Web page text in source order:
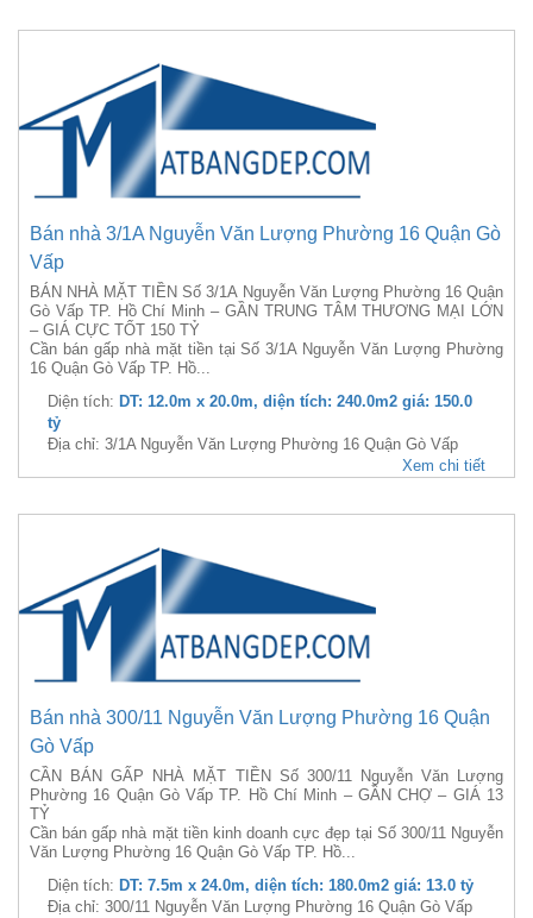
Bán nhà 3/1A Nguyễn Văn Lượng Phường 16 Quận Gò
Vấp
BÁN NHÀ MẶT TIỀN Số 3/1A Nguyễn Văn Lượng Phường 16 Quận
Gò Vấp TP. Hồ Chí Minh – GẦN TRUNG TÂM THƯƠNG MẠI LỚN
– GIÁ CỰC TỐT 150 TỶ
Cần bán gấp nhà mặt tiền tại Số 3/1A Nguyễn Văn Lượng Phường
16 Quận Gò Vấp TP. Hồ...
Diện tích: DT: 12.0m x 20.0m, diện tích: 240.0m2 giá: 150.0
tỷ
Địa chỉ: 3/1A Nguyễn Văn Lượng Phường 16 Quận Gò Vấp
Xem chi tiết
Bán nhà 300/11 Nguyễn Văn Lượng Phường 16 Quận
Gò Vấp
CẦN BÁN GẤP NHÀ MẶT TIỀN Số 300/11 Nguyễn Văn Lượng
Phường 16 Quận Gò Vấp TP. Hồ Chí Minh – GẦN CHỢ – GIÁ 13
TỶ
Cần bán gấp nhà mặt tiền kinh doanh cực đẹp tại Số 300/11 Nguyễn
Văn Lượng Phường 16 Quận Gò Vấp TP. Hồ...
Diện tích: DT: 7.5m x 24.0m, diện tích: 180.0m2 giá: 13.0 tỷ
Địa chỉ: 300/11 Nguyễn Văn Lượng Phường 16 Quận Gò Vấp